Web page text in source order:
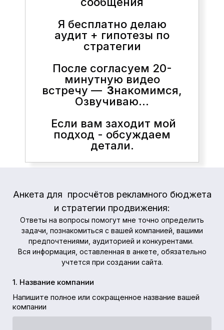
Я бесплатно делаю
аудит + гипотезы по
стратегии
После согласуем 20-
минутную видео
встречу — Знакомимся,
Озвучиваю...
Если вам заходит мой
подход - обсуждаем
детали.
Анкета для просчётов рекламного бюджета
и стратегии продвижения:
Ответы на вопросы помогут мне точно определить
задачи, познакомиться с вашей компанией, вашими
предпочтениями, аудиторией и конкурентами.
Вся информация, оставленная в анкете, обязательно
учтется при создании сайта.
1. Название компании
Напишите полное или сокращенное название вашей
компании